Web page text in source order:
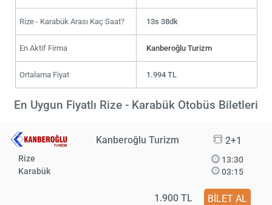
Rize - Karabük Arası Kaç Saat? 13s 38dk
En Aktif Firma Kanberoğlu Turizm
Ortalama Fiyat 1.994 TL
En Uygun Fiyatlı Rize - Karabük Otobüs Biletleri
Kanberoğlu Turizm 2+1
Rize
Karabük
13:30
03:15
1.900 TL BİLET AL